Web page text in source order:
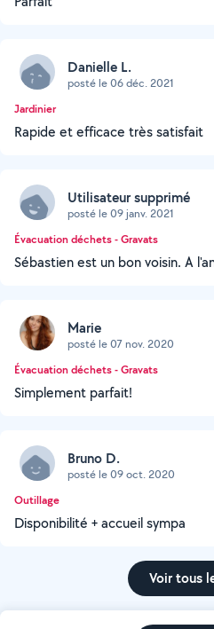
Danielle L.
posté le 06 déc. 2021
Jardinier
Rapide et efficace très satisfait
Utilisateur supprimé
posté le 09 janv. 2021
Évacuation déchets - Gravats
Sébastien est un bon voisin. A
Marie
posté le 07 nov. 2020
Évacuation déchets - Gravats
Simplement parfait!
Bruno D.
posté le 09 oct. 2020
Outillage
Disponibilité + accueil sympa
Voir tous